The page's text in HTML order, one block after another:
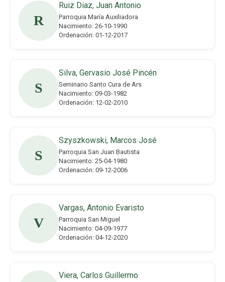
R
Ruiz Diaz, Juan Antonio
Parroquia María Auxiliadora
Nacimiento: 26-10-1990
Ordenación: 01-12-2017
S
Silva, Gervasio José Pincén
Seminario Santo Cura de Ars
Nacimiento: 09-03-1982
Ordenación: 12-02-2010
S
Szyszkowski, Marcos José
Parroquia San Juan Bautista
Nacimiento: 25-04-1980
Ordenación: 09-12-2006
V
Vargas, Antonio Evaristo
Parroquia San Miguel
Nacimiento: 04-09-1977
Ordenación: 04-12-2020
Viera, Carlos Guillermo